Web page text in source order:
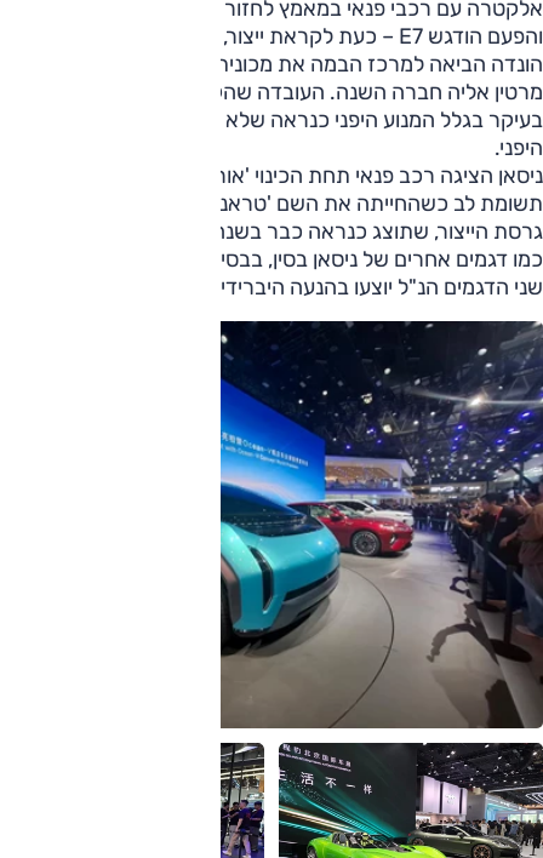
אלקטרה עם רכבי פנאי במאמץ לחזור לקדמת הבמה בסין,
והפעם הודגש E7 – כעת לקראת ייצור, לפני שנה כאב טיפוס.
מרטין אליה חברה השנה. העובדה שהקבוצה נכשלה במסלול
בעיקר בגלל המנוע היפני כנראה שלא הטרידה את אנשי המותג
היפני.
ניסאן הציגה רכב פנאי תחת הכינוי 'אורבן קונספט' ומשכה
תשומת לב כשהחייתה את השם 'טראנו' ברכב עם מראה קשוח.
גרסת הייצור, שתוצג כנראה כבר בשנה הבאה, תשתמש כנראה,
כמו דגמים אחרים של ניסאן בסין, בבסיס ובמכלולים של דונגפנג.
שני הדגמים הנ"ל יוצעו בהנעה היברידית-נטענת.